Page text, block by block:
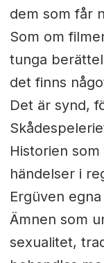
dem som får
Som om
tunga
det finns
Det är synd,
Historien
händelser i
Ergüven
Ämnen som
sexualitet,